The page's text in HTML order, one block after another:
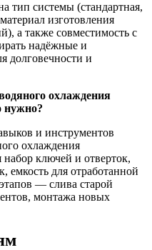
тип системы (стандартная,
изготовления
а также совместимость с
надёжные и
долговечности и
охлаждения
нужно?
и инструментов
охлаждения
набор ключей и отверток,
емкость для отработанной
— слива старой
монтажа новых